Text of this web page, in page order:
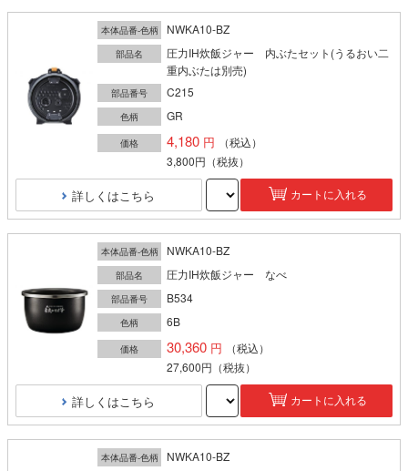
本体品番-色柄 NWKA10-BZ
部品名
圧力IH炊飯ジャー 内ぶたセット(うるおい二
重内ぶたは別売)
部品番号 C215
色柄 GR
価格 4,180
（税込）
3,800円 （税抜）
詳しくはこちら カートに入れる
本体品番-色柄 NWKA10-BZ
部品名 圧力IH炊飯ジャー なべ
部品番号 B534
色柄 6B
価格 30,360
（税込）
27,600円 （税抜）
詳しくはこちら カートに入れる
本体品番-色柄 NWKA10-BZ